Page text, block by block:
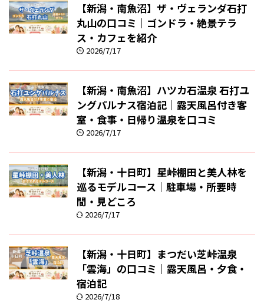
【新潟・南魚沼】ザ・ヴェランダ石打
丸山の口コミ｜ゴンドラ・絶景テラ
ス・カフェを紹介
2026/7/17
【新潟・南魚沼】ハツカ石温泉 石打ユ
ングパルナス宿泊記｜露天風呂付き客
室・食事・日帰り温泉を口コミ
2026/7/17
【新潟・十日町】星峠棚田と美人林を
巡るモデルコース｜駐車場・所要時
間・見どころ
2026/7/17
【新潟・十日町】まつだい芝峠温泉
「雲海」の口コミ｜露天風呂・夕食・
宿泊記
2026/7/18